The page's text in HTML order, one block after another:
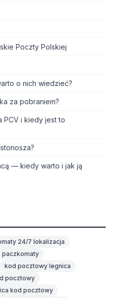
Poczty Polskiej
o nich wiedzieć?
za pobraniem?
PCV i kiedy jest to
— kiedy warto i jak ją
24/7 lokalizacja
paczkomaty
kod pocztowy legnica
pocztowy
kod pocztowy